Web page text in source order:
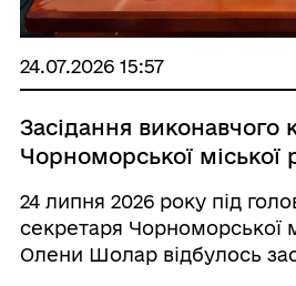
24.07.2026 15:57
Засідання виконавчого
Чорноморської міської
24 липня 2026 року під
секретаря Чорноморської
Олени Шолар відбулось